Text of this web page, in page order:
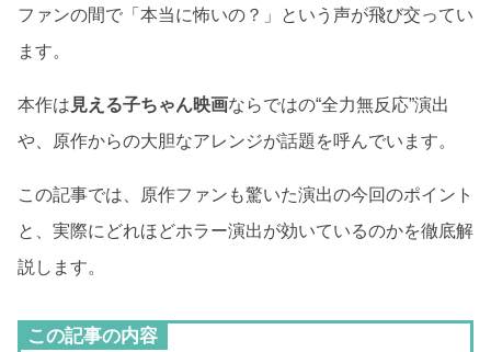
ファンの間で「本当に怖いの？」という声が飛び交ってい
ます。
本作は 見える子ちゃん映画ならではの“全力無反応”演出
や、原作からの大胆なアレンジが話題を呼んでいます。
この記事では、原作ファンも驚いた演出の今回のポイント
と、実際にどれほどホラー演出が効いているのかを徹底解
説します。
この記事の内容